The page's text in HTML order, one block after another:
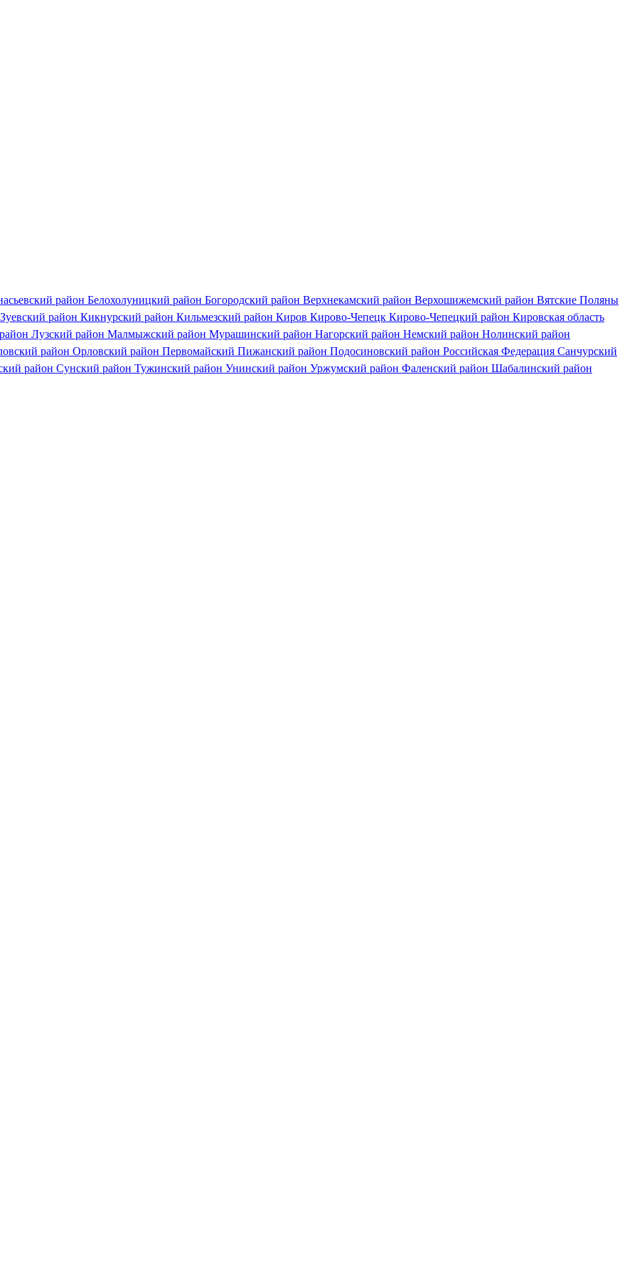
район Белохолуницкий район Богородский район Верхнекамский район Верхошижемский район Вятские Поляны
Зуевский район Кикнурский район Кильмезский район Киров Кирово-Чепецк Кирово-Чепецкий район Кировская область
Лузский район Малмыжский район Мурашинский район Нагорский район Немский район Нолинский район
район Орловский район Первомайский Пижанский район Подосиновский район Российская Федерация Санчурский
район Сунский район Тужинский район Унинский район Уржумский район Фаленский район Шабалинский район